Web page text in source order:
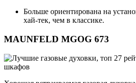
Больше ориентирована на
хай-тек, чем в классике.
MAUNFELD MGOG 673